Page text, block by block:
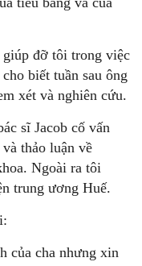
giúp đỡ tôi trong việc
biết tuần sau ông
xét và nghiên cứu.
sĩ Jacob cố vấn
thảo luận về
Ngoài ra tôi
trung ương Huế.
của cha nhưng xin